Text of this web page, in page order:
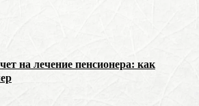
на лечение пенсионера: как